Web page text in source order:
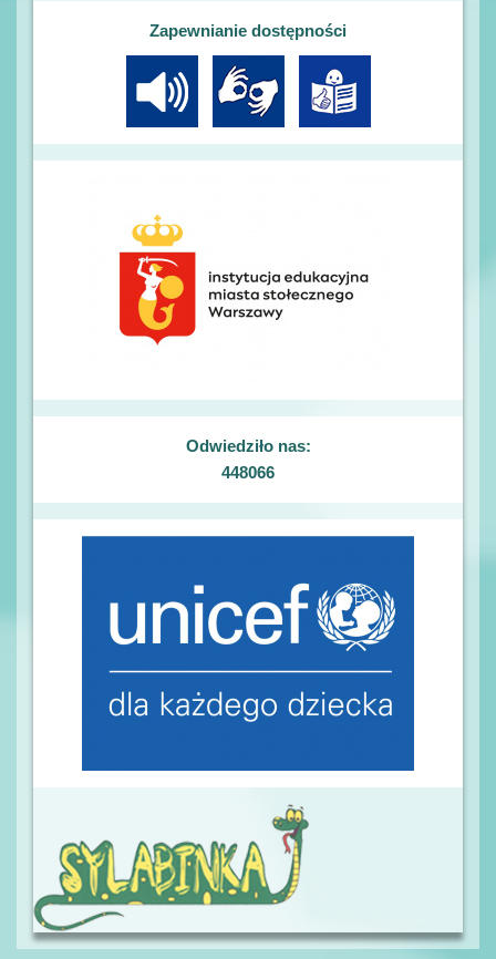
Zapewnianie dostępności
Odwiedziło nas:
448066